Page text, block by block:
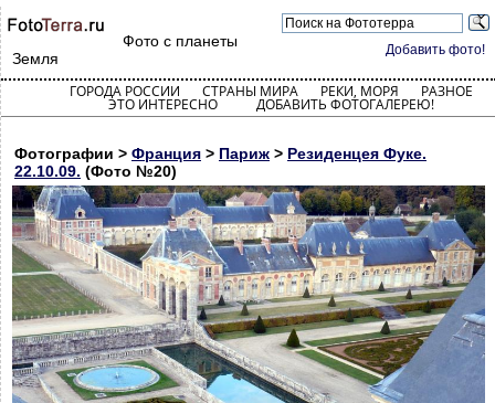
Добавить фото!
Фото с планеты
Земля
ГОРОДА РОССИИ СТРАНЫ МИРА РЕКИ, МОРЯ РАЗНОЕ
ЭТО ИНТЕРЕСНО ДОБАВИТЬ ФОТОГАЛЕРЕЮ!
Фотографии > Франция > Париж > Резиденцея Фуке.
22.10.09. (Фото №20)